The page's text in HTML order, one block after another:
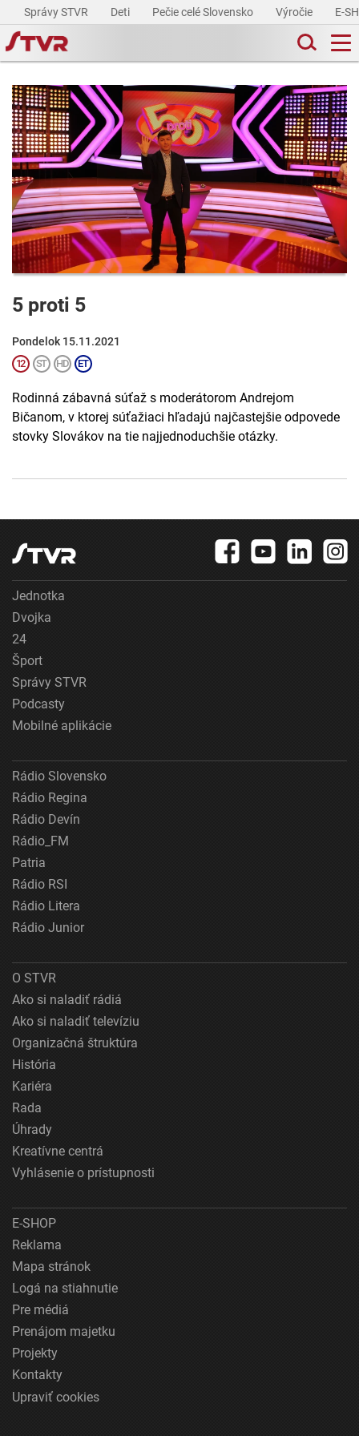
Správy STVR Deti Pečie celé Slovensko Výročie E-
5 proti 5
Pondelok 15.11.2021
Rodinná zábavná súťaž s moderátorom Andrejom
Bičanom, v ktorej súťažiaci hľadajú najčastejšie odpovede
stovky Slovákov na tie najjednoduchšie otázky.
Jednotka
Dvojka
24
Šport
Správy STVR
Podcasty
Mobilné aplikácie
Rádio Slovensko
Rádio Regina
Rádio Devín
Rádio_FM
Patria
Rádio RSI
Rádio Litera
Rádio Junior
O STVR
Ako si naladiť rádiá
Ako si naladiť televíziu
Organizačná štruktúra
História
Kariéra
Rada
Úhrady
Kreatívne centrá
Vyhlásenie o prístupnosti
E-SHOP
Reklama
Mapa stránok
Logá na stiahnutie
Pre médiá
Prenájom majetku
Projekty
Kontakty
Upraviť cookies